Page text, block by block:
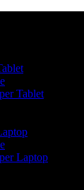
Tablet
Laptop